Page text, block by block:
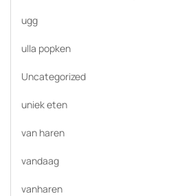
ugg
ulla popken
Uncategorized
uniek eten
van haren
vandaag
vanharen